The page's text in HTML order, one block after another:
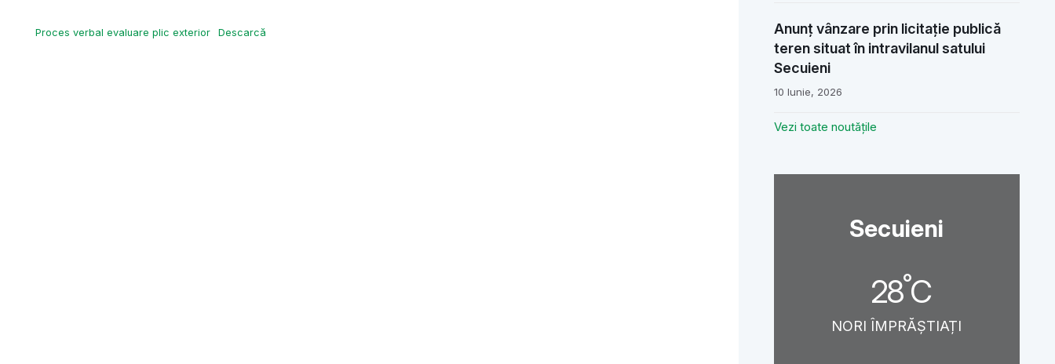
Proces verbal evaluare plic exterior Descarcă
Anunț vânzare prin licitație publică
teren situat în intravilanul satului
Secuieni
10 Iunie, 2026
Vezi toate noutățile
Secuieni
28°C
NORI ÎMPRĂȘTIAȚI